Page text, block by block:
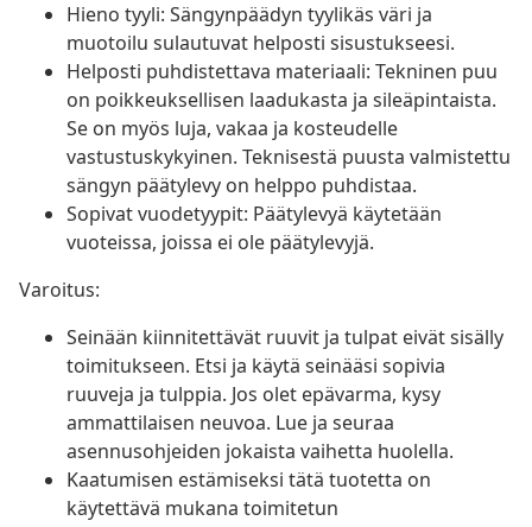
Hieno tyyli: Sängynpäädyn tyylikäs väri ja
muotoilu sulautuvat helposti sisustukseesi.
Helposti puhdistettava materiaali: Tekninen puu
on poikkeuksellisen laadukasta ja sileäpintaista.
Se on myös luja, vakaa ja kosteudelle
vastustuskykyinen. Teknisestä puusta valmistettu
sängyn päätylevy on helppo puhdistaa.
Sopivat vuodetyypit: Päätylevyä käytetään
vuoteissa, joissa ei ole päätylevyjä.
Varoitus:
Seinään kiinnitettävät ruuvit ja tulpat eivät sisälly
toimitukseen. Etsi ja käytä seinääsi sopivia
ruuveja ja tulppia. Jos olet epävarma, kysy
ammattilaisen neuvoa. Lue ja seuraa
asennusohjeiden jokaista vaihetta huolella.
Kaatumisen estämiseksi tätä tuotetta on
käytettävä mukana toimitetun